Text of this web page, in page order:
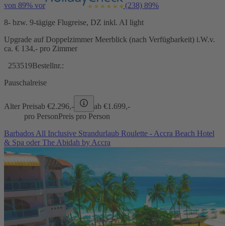
von 89% vor (238) 89%
8- bzw. 9-tägige Flugreise, DZ inkl. AI light
Upgrade auf Doppelzimmer Meerblick (nach Verfügbarkeit) i.W.v.
ca. € 134,- pro Zimmer
253519Bestellnr.:
Pauschalreise
Alter Preisab €2.296,- ab €1.699,-
pro PersonPreis pro Person
Barbados All Inclusive Strandurlaub Roulette - Accra Beach Hotel
& Spa oder The Abidah by Accra